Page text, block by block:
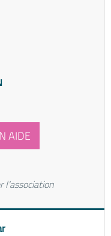
AIDE
l'association